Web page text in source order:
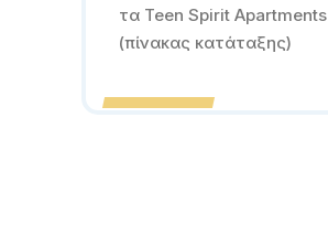
τα Teen Spirit Apartments
(πίνακας κατάταξης)